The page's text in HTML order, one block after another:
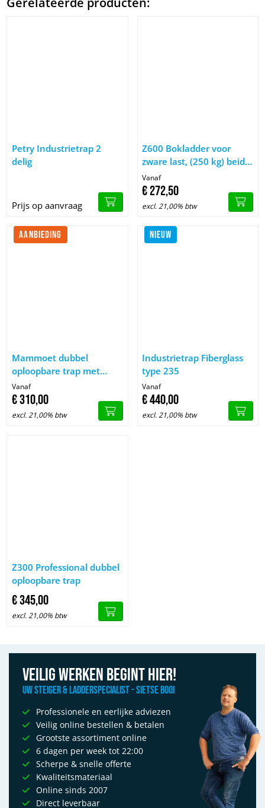
Afbeelding Petry Industrietrap 2 delig
Petry Industrietrap 2
delig
Prijs op aanvraag
Afbeelding Z600 Bokladder
Z600 Bokladder voor
zware last, (250 kg) beide
zijden begaanbaar
Vanaf
€272,50
excl. 21,00% btw
AANBIEDING
Afbeelding Mammoet dubbel oploopbare trap met inklapbare
Mammoet dubbel
oploopbare trap met
inklapbare beugel
Vanaf
€310,00
excl. 21,00% btw
NIEUW
Afbeelding Industrietrap
Industrietrap Fiberglass
type 235
Vanaf
€440,00
excl. 21,00% btw
Afbeelding Z300 Professional dubbel oploopbare trap
Z300 Professional dubbel
oploopbare trap
€345,00
excl. 21,00% btw
Veilig werken begint hier!
Uw Steiger & Ladderspecialist - Sietse Booi
Professionele en eerlijke adviezen
Veilig online bestellen & betalen
Grootste assortiment online
6 dagen per week tot 22:00
Scherpe & snelle offerte
Kwaliteitsmateriaal
Online sinds 2007
Direct leverbaar